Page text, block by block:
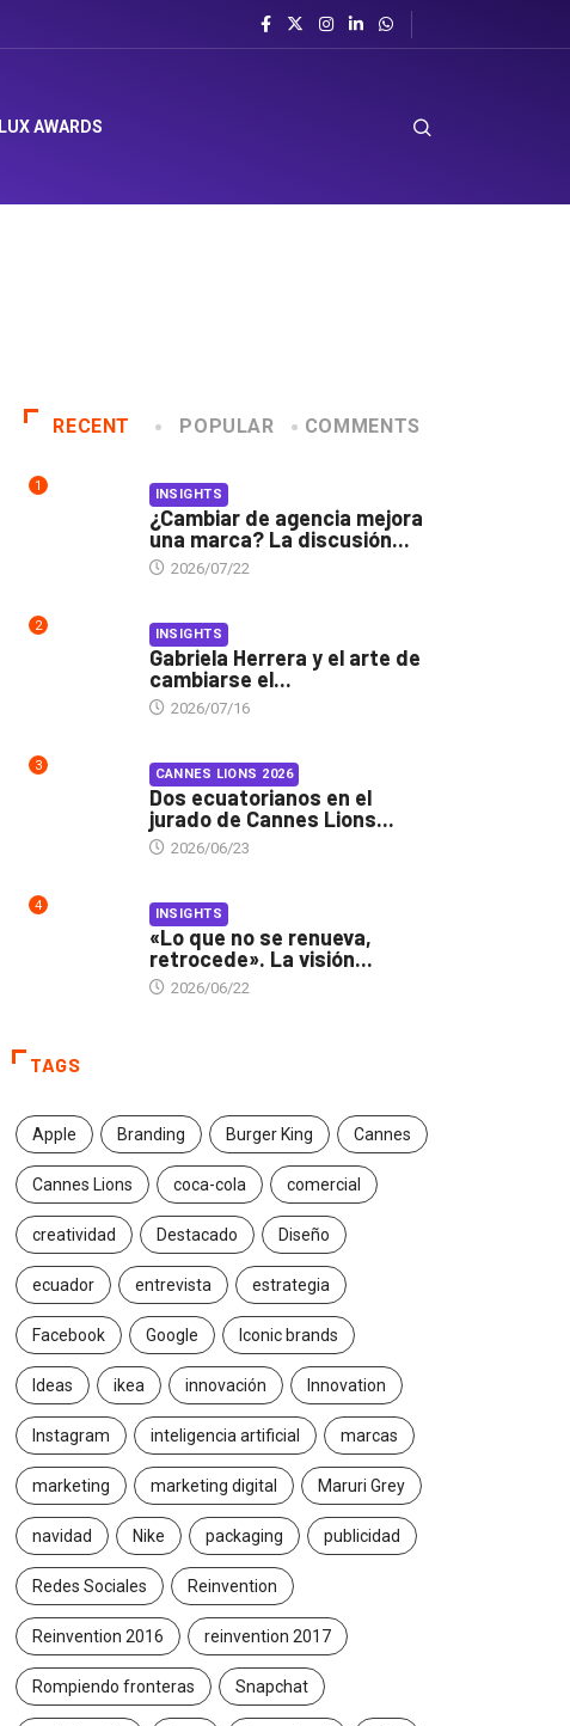
LUX AWARDS
RECENT POPULAR COMMENTS
1 INSIGHTS
¿Cambiar de agencia mejora
una marca? La discusión...
2026/07/22
2 INSIGHTS
Gabriela Herrera y el arte de
cambiarse el...
2026/07/16
3 CANNES LIONS 2026
Dos ecuatorianos en el
jurado de Cannes Lions...
2026/06/23
4 INSIGHTS
«Lo que no se renueva,
retrocede». La visión...
2026/06/22
TAGS
Apple Branding Burger King Cannes
Cannes Lions coca-cola comercial
creatividad Destacado Diseño
ecuador entrevista estrategia
Facebook Google Iconic brands
Ideas ikea innovación Innovation
Instagram inteligencia artificial marcas
marketing marketing digital Maruri Grey
navidad Nike packaging publicidad
Redes Sociales Reinvention
Reinvention 2016 reinvention 2017
Rompiendo fronteras Snapchat